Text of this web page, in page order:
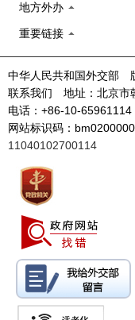
地方外办
重要链接
中华人民共和国外交部
联系我们 地址：北京
电话：+86-10-65961114
网站标识码：
11040102700114